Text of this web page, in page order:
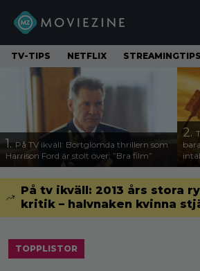
TV-TIPS NETFLIX STREAMINGTIPS
1. På TV ikväll: Bortglömda thrillern som
Harrison Ford är stolt över: ”Bra film”
2.
På tv ikväll: 2013 års stora
kritik – halvnaken kvinna
TOPPLISTOR